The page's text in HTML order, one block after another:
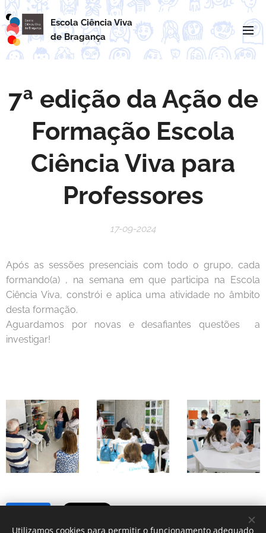
Escola Ciência Viva
deBragança
7ª edição da Ação de
Formação Escola
Ciência Viva para
Professores
17-09-2024
Após as sessões presenciais com todo o grupo, cada
formando(a) , na semana em que participa na Escola
Ciência Viva, constrói e aplica uma atividade no âmbito
desta formação.
Aguardamos por novas e desafiantes questões a
investigar!
Utilizamos cookies para permitir o funcionamento adequado